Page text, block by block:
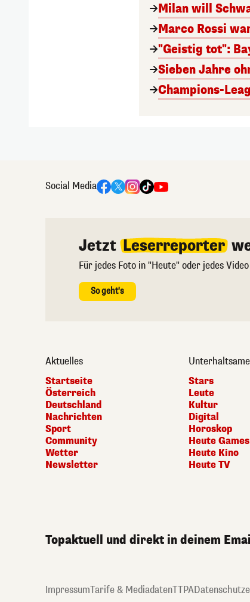
Milan will
Marco Rossi
"Geistig tot":
Sieben Jahre
Champions-
Social Media
Jetzt Leserreporter
Für jedes Foto in "Heute" oder jedes
So geht's
Aktuelles
Startseite
Österreich
Deutschland
Nachrichten
Sport
Community
Wetter
Newsletter
Stars
Leute
Kultur
Digital
Horoskop
Heute Games
Heute Kino
Heute TV
Topaktuell und direkt in deinem
ImpressumTarife & MediadatenTTPA